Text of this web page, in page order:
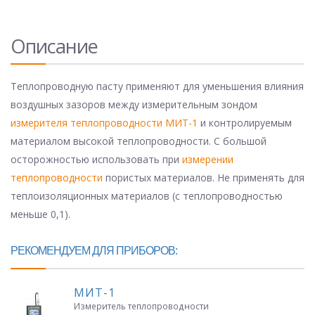
Описание
Теплопроводную пасту применяют для уменьшения влияния
воздушных зазоров между измерительным зондом
измерителя теплопроводности МИТ-1 и контролируемым
материалом высокой теплопроводности. С большой
осторожностью использовать при измерении
теплопроводности пористых материалов. Не применять для
теплоизоляционных материалов (с теплопроводностью
меньше 0,1).
РЕКОМЕНДУЕМ ДЛЯ ПРИБОРОВ:
МИТ-1
Измеритель теплопроводности